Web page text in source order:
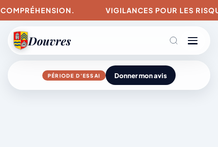
VIGILANCES POUR LES
Douvres
Agenda
PÉRIODE D’ESSAI Donner mon avis